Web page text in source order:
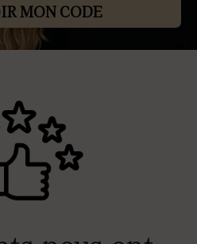
MON CODE